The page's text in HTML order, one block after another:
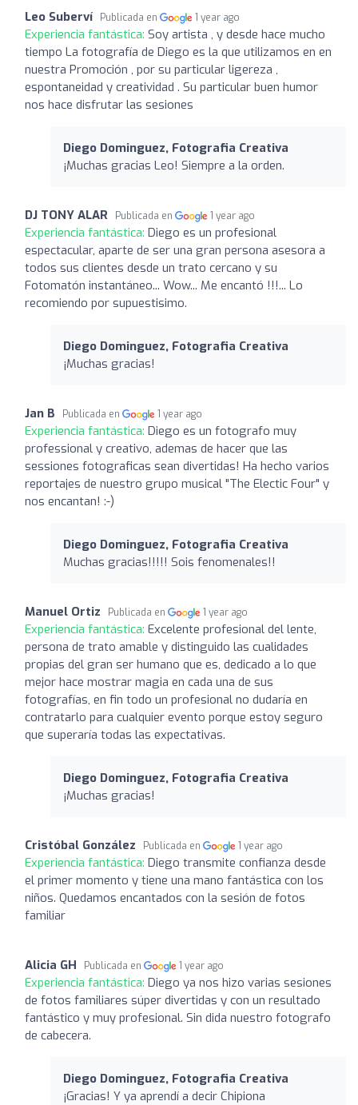
Leo Suberví Publicada en 1 year ago
Experiencia fantástica: Soy artista , y desde hace mucho
tiempo La fotografía de Diego es la que utilizamos en en
nuestra Promoción , por su particular ligereza ,
espontaneidad y creatividad . Su particular buen humor
nos hace disfrutar las sesiones
Diego Dominguez, Fotografia Creativa
¡Muchas gracias Leo! Siempre a la orden.
DJ TONY ALAR Publicada en 1 year ago
Experiencia fantástica: Diego es un profesional
espectacular, aparte de ser una gran persona asesora a
todos sus clientes desde un trato cercano y su
Fotomatón instantáneo... Wow... Me encantó !!!... Lo
recomiendo por supuestisimo.
Diego Dominguez, Fotografia Creativa
¡Muchas gracias!
Jan B Publicada en 1 year ago
Experiencia fantástica: Diego es un fotografo muy
professional y creativo, ademas de hacer que las
sessiones fotograficas sean divertidas! Ha hecho varios
reportajes de nuestro grupo musical "The Electic Four" y
nos encantan! :-)
Diego Dominguez, Fotografia Creativa
Muchas gracias!!!!! Sois fenomenales!!
Manuel Ortiz Publicada en 1 year ago
Experiencia fantástica: Excelente profesional del lente,
persona de trato amable y distinguido las cualidades
propias del gran ser humano que es, dedicado a lo que
mejor hace mostrar magia en cada una de sus
fotografías, en fin todo un profesional no dudaría en
contratarlo para cualquier evento porque estoy seguro
que superaría todas las expectativas.
Diego Dominguez, Fotografia Creativa
¡Muchas gracias!
Cristóbal González Publicada en 1 year ago
Experiencia fantástica: Diego transmite confianza desde
el primer momento y tiene una mano fantástica con los
niños. Quedamos encantados con la sesión de fotos
familiar
Alicia GH Publicada en 1 year ago
Experiencia fantástica: Diego ya nos hizo varias sesiones
de fotos familiares súper divertidas y con un resultado
fantástico y muy profesional. Sin dida nuestro fotografo
de cabecera.
Diego Dominguez, Fotografia Creativa
¡Gracias! Y ya aprendí a decir Chipiona